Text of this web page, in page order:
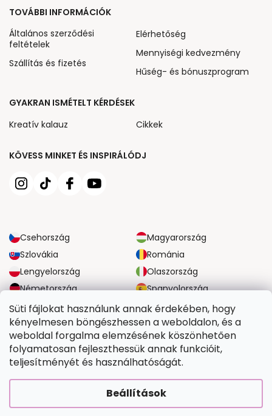
Süti fájlokat használunk annak érdekében, hogy
kényelmesen böngészhessen a weboldalon, és a
weboldal forgalma elemzésének köszönhetően
folyamatosan fejleszthessük annak funkcióit,
teljesítményét és használhatóságát.
Beállítások
KÖVESS MINKET ÉS INSPIRÁLÓDJ
Csehország
Magyarország
Szlovákia
Románia
Lengyelország
Olaszország
Németország
Spanyolország
Nagy-Britannia
Ausztria
TOVÁBBI INFORMÁCIÓK
Általános szerződési
feltételek
Szállítás és fizetés
Elérhetőség
Mennyiségi kedvezmény
Hűség- és bónuszprogram
GYAKRAN ISMÉTELT KÉRDÉSEK
Kreatív kalauz
Cikkek
MEGBÍZHATÓ SZÁLLÍTÁSI LEHETŐSÉGEK
BIZTONSÁGOS FIZETÉSI LEHETŐSÉGEK